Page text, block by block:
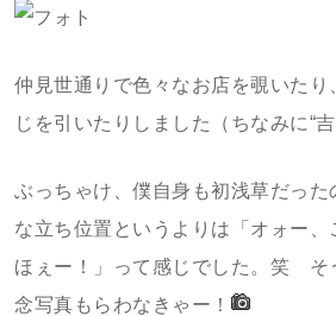
仲見世通りで色々なお店を覗いたり
じを引いたりしました（ちなみに“吉
ぶっちゃけ、僕自身も初浅草だった
な立ち位置というよりは「オォー、
ほぇー！」って感じでした。笑 そ
念写真もらわなきゃー！